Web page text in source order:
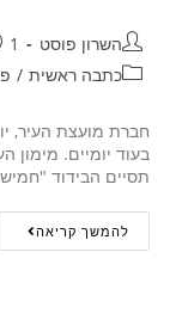
השרון פוסט
1 באפריל 2020
כתבה ראשית /
חברת מועצת העיר,
בעוד יומיים. מימון
תסיים הבידוד
להמשך קריאה